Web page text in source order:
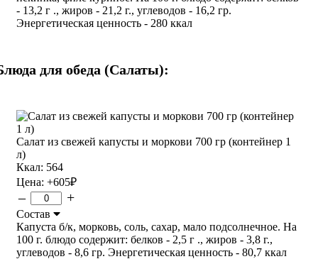
- 13,2 г ., жиров - 21,2 г., углеводов - 16,2 гр.
Энергетическая ценность - 280 ккал
для обеда (Салаты):
Салат из свежей капусты и моркови 700 гр (контейнер 1
л)
Ккал: 564
Цена: +605₽
– +
Состав
Капуста б/к, морковь, соль, сахар, мало подсолнечное. На
100 г. блюдо содержит: белков - 2,5 г ., жиров - 3,8 г.,
углеводов - 8,6 гр. Энергетическая ценность - 80,7 ккал